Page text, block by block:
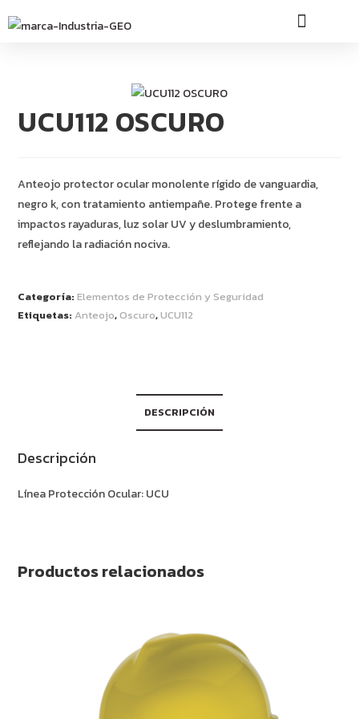
UCU112 OSCURO
Anteojo protector ocular monolente rígido de vanguardia,
negro k, con tratamiento antiempañe. Protege frente a
impactos rayaduras, luz solar UV y deslumbramiento,
reflejando la radiación nociva.
Categoría:Elementos de Protección y Seguridad
Etiquetas: Anteojo, Oscuro,UCU112
DESCRIPCIÓN
Descripción
Línea Protección Ocular: UCU
Productos relacionados